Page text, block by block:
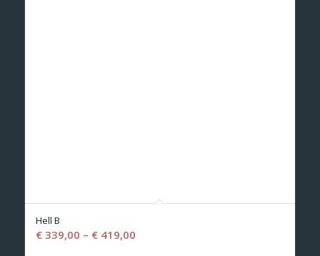
Hell B
€339,00 – €419,00